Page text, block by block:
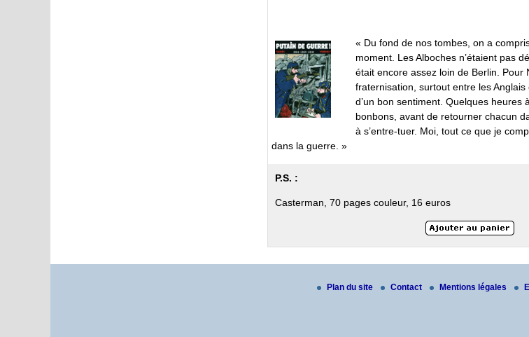
« Du fond de nos tombes, on a
moment. Les Alboches n’étaient pas
était encore assez loin de Berlin. Pour
fraternisation, surtout entre les
d’un bon sentiment. Quelques heures
bonbons, avant de retourner chacun
à s’entre-tuer. Moi, tout ce que je
dans la guerre. »
P.S. :
Casterman, 70 pages couleur, 16 euros
Plan du site Contact Mentions légales